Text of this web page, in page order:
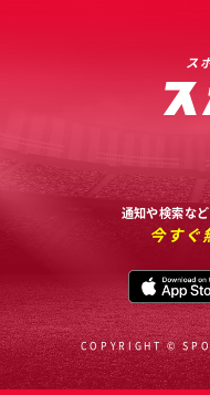
ス
通知や検索な
今すぐ
COPYRIGHT ©